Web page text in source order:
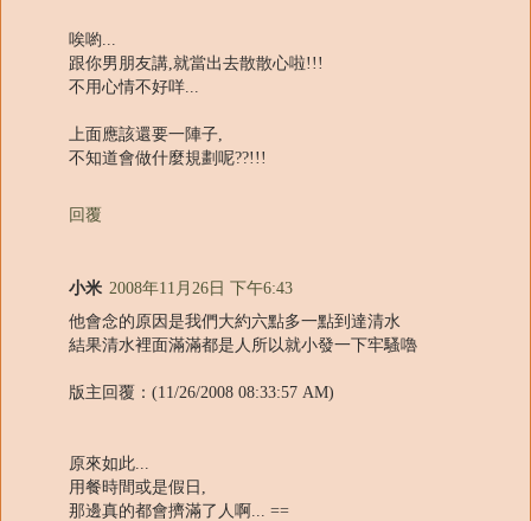
唉喲...
跟你男朋友講,就當出去散散心啦!!!
不用心情不好咩...
上面應該還要一陣子,
不知道會做什麼規劃呢??!!!
回覆
小米 2008年11月26日 下午6:43
他會念的原因是我們大約六點多一點到達清水
結果清水裡面滿滿都是人所以就小發一下牢騷嚕
版主回覆：(11/26/2008 08:33:57 AM)
原來如此...
用餐時間或是假日,
那邊真的都會擠滿了人啊... ==